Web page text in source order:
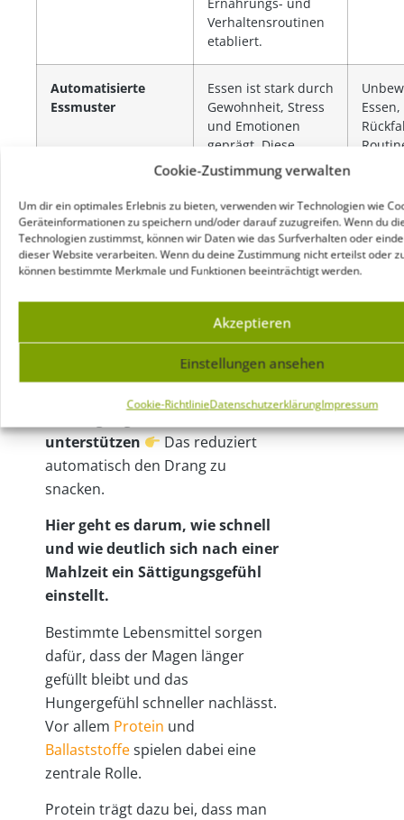
Cookie-Zustimmung verwalten
Um dir ein optimales Erlebnis zu bieten, verwenden wir Technologien wie
Geräteinformationen zu speichern und/oder darauf zuzugreifen. Wenn du
Technologien zustimmst, können wir Daten wie das Surfverhalten oder
dieser Website verarbeiten. Wenn du deine Zustimmung nicht erteilst oder
können bestimmte Merkmale und Funktionen beeinträchtigt werden.
Akzeptieren
Einstellungen ansehen
Cookie-RichtlinieDatenschutzerklärungImpressum
Verhaltensroutinen
etabliert.
Automatisierte
Essmuster
Essen ist stark durch
Gewohnheit, Stress
und Emotionen
geprägt. Diese
Muster bleiben
Was langfristig beim
Abnehmen wirklich hilft
unterstützen
Das reduziert
automatisch den Drang zu
snacken.
Hier geht es darum, wie schnell
und wie deutlich sich nach einer
Mahlzeit ein Sättigungsgefühl
einstellt.
Bestimmte Lebensmittel sorgen
dafür, dass der Magen länger
gefüllt bleibt und das
Hungergefühl schneller nachlässt.
Vor allem Protein und
Ballaststoffespielen dabei eine
zentrale Rolle.
Protein trägt dazu bei, dass man